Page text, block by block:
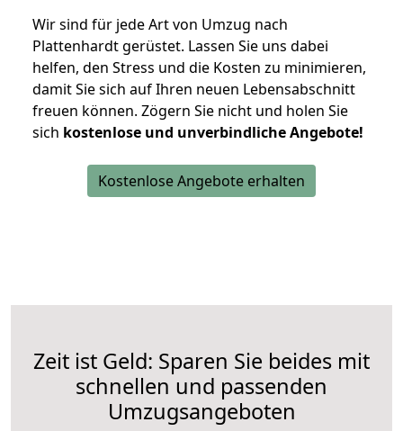
Wir sind für jede Art von Umzug nach
Plattenhardt gerüstet. Lassen Sie uns dabei
helfen, den Stress und die Kosten zu minimieren,
damit Sie sich auf Ihren neuen Lebensabschnitt
freuen können. Zögern Sie nicht und holen Sie
sich kostenlose und unverbindliche Angebote!
Kostenlose Angebote erhalten
Zeit ist Geld: Sparen Sie beides mit
schnellen und passenden
Umzugsangeboten